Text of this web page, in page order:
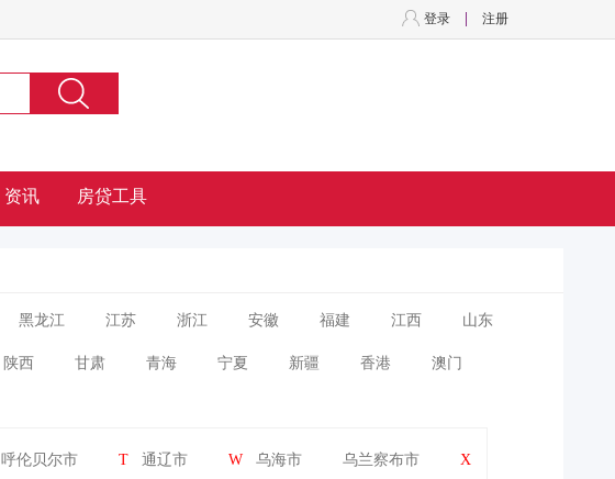
注册
登录
资讯 房贷工具
黑龙江 江苏 浙江 安徽 福建 江西 山东
陕西 甘肃 青海 宁夏 新疆 香港 澳门
呼伦贝尔市 T 通辽市 W 乌海市 乌兰察布市 X